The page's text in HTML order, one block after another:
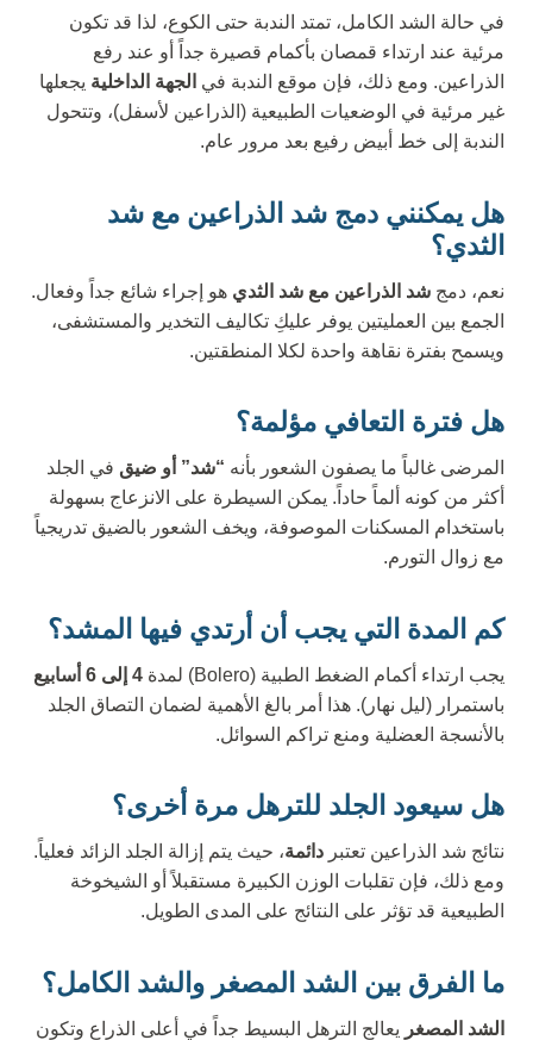
في حالة الشد الكامل، تمتد الندبة حتى الكوع، لذا قد تكون
مرئية عند ارتداء قمصان بأكمام قصيرة جداً أو عند رفع
الذراعين. ومع ذلك، فإن موقع الندبة في الجهة الداخلية يجعلها
غير مرئية في الوضعيات الطبيعية (الذراعين لأسفل)، وتتحول
الندبة إلى خط أبيض رفيع بعد مرور عام.
هل يمكنني دمج شد الذراعين مع شد
الثدي؟
نعم، دمج شد الذراعين مع شد الثدي هو إجراء شائع جداً وفعال.
الجمع بين العمليتين يوفر عليكِ تكاليف التخدير والمستشفى،
ويسمح بفترة نقاهة واحدة لكلا المنطقتين.
هل فترة التعافي مؤلمة؟
المرضى غالباً ما يصفون الشعور بأنه “شد” أو ضيق في الجلد
أكثر من كونه ألماً حاداً. يمكن السيطرة على الانزعاج بسهولة
باستخدام المسكنات الموصوفة، ويخف الشعور بالضيق تدريجياً
مع زوال التورم.
كم المدة التي يجب أن أرتدي فيها المشد؟
يجب ارتداء أكمام الضغط الطبية (Bolero) لمدة
4 إلى 6 أسابيع
باستمرار (ليل نهار). هذا أمر بالغ الأهمية لضمان التصاق الجلد
بالأنسجة العضلية ومنع تراكم السوائل.
هل سيعود الجلد للترهل مرة أخرى؟
نتائج شد الذراعين تعتبر دائمة، حيث يتم إزالة الجلد الزائد فعلياً.
ومع ذلك، فإن تقلبات الوزن الكبيرة مستقبلاً أو الشيخوخة
الطبيعية قد تؤثر على النتائج على المدى الطويل.
ما الفرق بين الشد المصغر والشد الكامل؟
الشد المصغر يعالج الترهل البسيط جداً في أعلى الذراع وتكون